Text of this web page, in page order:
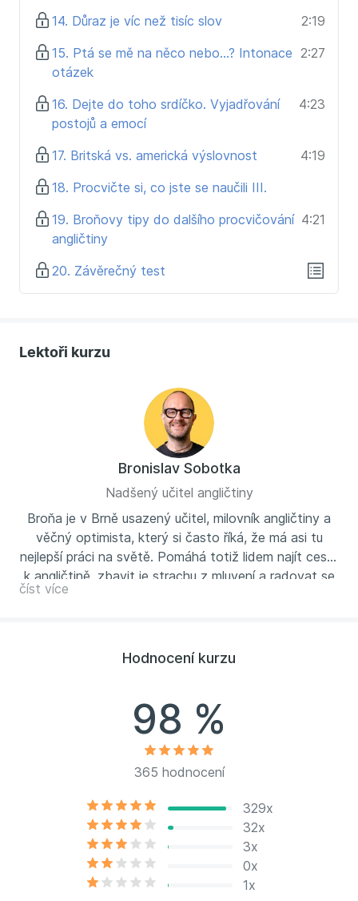
14. Důraz je víc než tisíc slov
2:19
15. Ptá se mě na něco nebo…? Intonace
otázek
2:27
16. Dejte do toho srdíčko. Vyjadřování
postojů a emocí
4:23
17. Britská vs. americká výslovnost
4:19
18. Procvičte si, co jste se naučili III.
19. Broňovy tipy do dalšího procvičování
angličtiny
4:21
20. Závěrečný test
Lektoři kurzu
Bronislav Sobotka
Nadšený učitel angličtiny
Broňa je v Brně usazený učitel, milovník angličtiny a
věčný optimista, který si často říká, že má asi tu
nejlepší práci na světě. Pomáhá totiž lidem najít cestu
k angličtině, zbavit je strachu z mluvení a radovat se
z vlastních úspěchů a pokroků. Broňa se začal učit
angličtiny v Oxfordu.Více nawww.brona.cz
číst více
Hodnocení kurzu
98 %
365 hodnocení
329x
32x
3x
0x
1x